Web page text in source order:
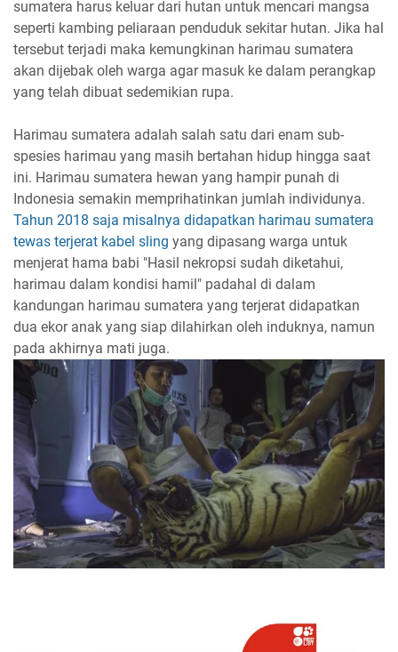
sumatera harus keluar dari hutan untuk mencari mangsa
seperti kambing peliaraan penduduk sekitar hutan. Jika hal
tersebut terjadi maka kemungkinan harimau sumatera
akan dijebak oleh warga agar masuk ke dalam perangkap
yang telah dibuat sedemikian rupa.
Harimau sumatera adalah salah satu dari enam sub-
spesies harimau yang masih bertahan hidup hingga saat
ini. Harimau sumatera hewan yang hampir punah di
Indonesia semakin memprihatinkan jumlah individunya.
Tahun 2018 saja misalnya didapatkan harimau sumatera
tewas terjerat kabel sling yang dipasang warga untuk
menjerat hama babi "Hasil nekropsi sudah diketahui,
harimau dalam kondisi hamil" padahal di dalam
kandungan harimau sumatera yang terjerat didapatkan
dua ekor anak yang siap dilahirkan oleh induknya, namun
pada akhirnya mati juga.